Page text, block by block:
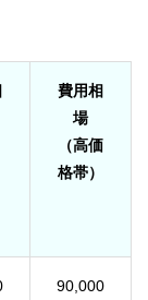
費用相
場
（高価
格帯）
90,000